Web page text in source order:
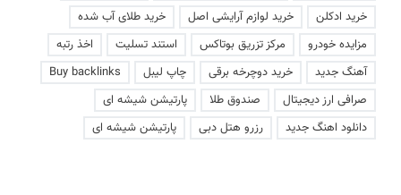
خرید ادکلن
خرید لوازم آرایشی اصل
خرید طلای آب شده
مزایده خودرو
مرکز تزریق بوتاکس استند تسلیت
اخذ رتبه
آهنگ جدید
خرید دوچرخه برقی چاپ لیبل
Buy backlinks
صرافی ارز دیجیتال
صندوق طلا
پارتیشن شیشه ای
دانلود اهنگ جدید
رزرو هتل دبی پارتیشن شیشه ای